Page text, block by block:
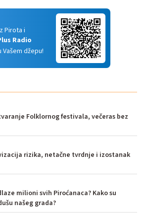
Pirota i
Radio
Vašem džepu!
Folklornog festivala, večeras bez
rizika, netačne tvrdnje i izostanak
milioni svih Piroćanaca? Kako su
našeg grada?